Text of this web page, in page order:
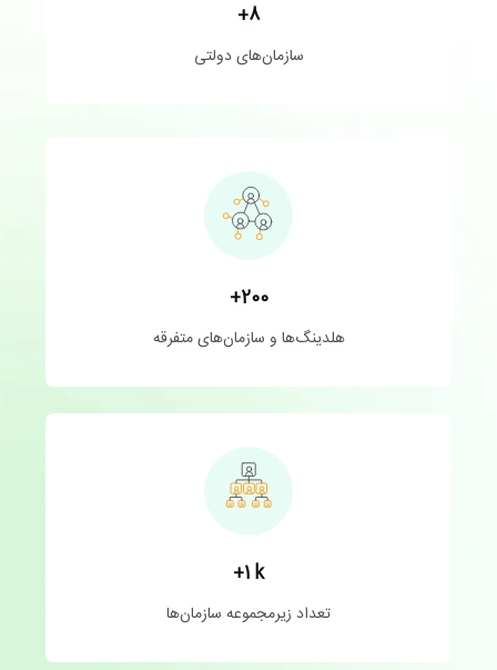
8
+
سازمان‌های دولتی
200
+
هلدینگ‌ها و سازمان‌های متفرقه
k
1+
تعداد زیرمجموعه سازمان‌‌ها